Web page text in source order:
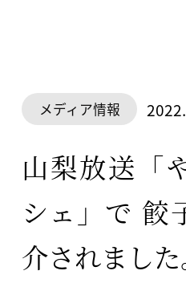
メディア情報
山梨放送「
シェ」で 餃
介されました